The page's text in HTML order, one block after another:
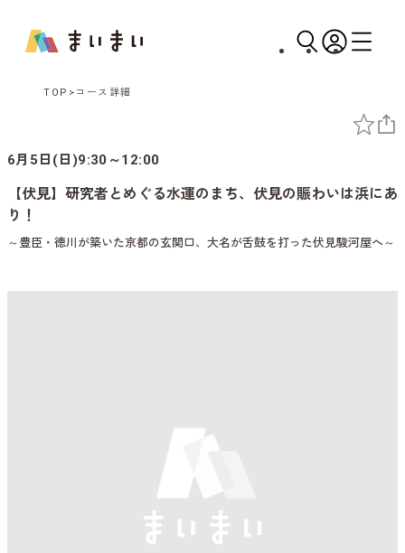
TOP コース詳細
6月5日(日)9:30～12:00
【伏見】研究者とめぐる水運のまち、伏見の賑わいは浜にあ
り！
～豊臣・徳川が築いた京都の玄関口、大名が舌鼓を打った伏見駿河屋へ～